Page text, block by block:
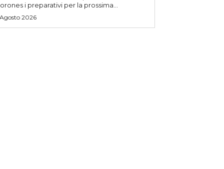
i preparativi per la prossima...
2026